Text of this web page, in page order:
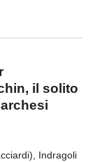
il solito
Indragoli